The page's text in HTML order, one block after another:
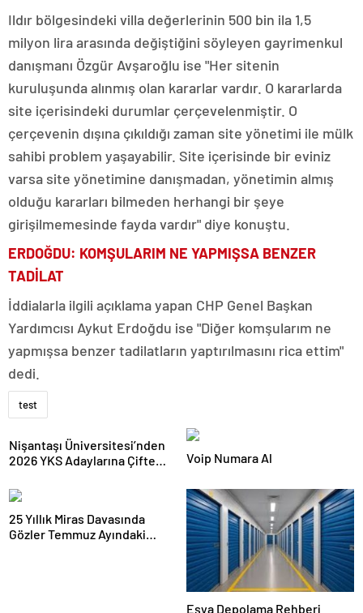
Ildır bölgesindeki villa değerlerinin 500 bin ila 1,5
milyon lira arasında değiştiğini söyleyen gayrimenkul
danışmanı Özgür Avşaroğlu ise "Her sitenin
kuruluşunda alınmış olan kararlar vardır. O kararlarda
site içerisindeki durumlar çerçevelenmiştir. O
çerçevenin dışına çıkıldığı zaman site yönetimi ile mülk
sahibi problem yaşayabilir. Site içerisinde bir eviniz
varsa site yönetimine danışmadan, yönetimin almış
olduğu kararları bilmeden herhangi bir şeye
girişilmemesinde fayda vardır" diye konuştu.
ERDOĞDU: KOMŞULARIM NE YAPMIŞSA BENZER
TADİLAT
İddialarla ilgili açıklama yapan CHP Genel Başkan
Yardımcısı Aykut Erdoğdu ise "Diğer komşularım ne
yapmışsa benzer tadilatların yaptırılmasını rica ettim"
dedi.
test
Nişantaşı Üniversitesi’nden
2026 YKS Adaylarına Çifte
Kesintisiz Burs
Voip Numara Al
25 Yıllık Miras Davasında
Gözler Temmuz Ayındaki
Eşya Depolama Rehberi